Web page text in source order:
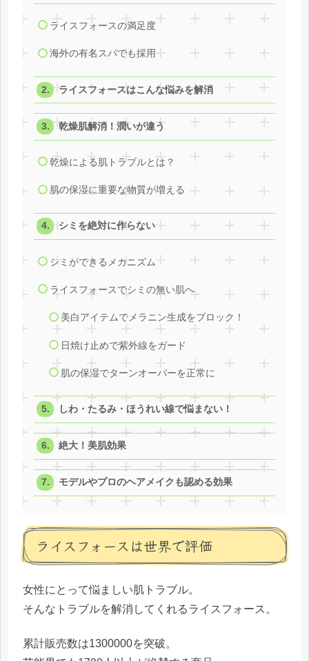
ライスフォースの満足度
海外の有名スパでも採用
ライスフォースはこんな悩みを解消
乾燥肌解消！潤いが違う
乾燥による肌トラブルとは？
肌の保湿に重要な物質が増える
シミを絶対に作らない
シミができるメカニズム
ライスフォースでシミの無い肌へ
美白アイテムでメラニン生成をブロック！
日焼け止めで紫外線をガード
肌の保湿でターンオーバーを正常に
しわ・たるみ・ほうれい線で悩まない！
絶大！美肌効果
モデルやプロのヘアメイクも認める効果
ライスフォースは世界で評価
女性にとって悩ましい肌トラブル。
そんなトラブルを解消してくれるライスフォース。
累計販売数は1300000を突破。